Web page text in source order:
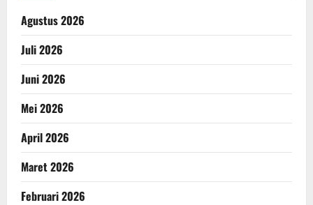
Agustus 2026
Juli 2026
Juni 2026
Mei 2026
April 2026
Maret 2026
Februari 2026